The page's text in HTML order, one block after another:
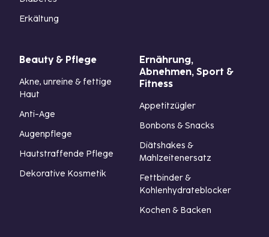
Erkältung
Beauty & Pflege
Akne, unreine & fettige
Haut
Anti-Age
Augenpflege
Hautstraffende Pflege
Dekorative Kosmetik
Ernährung,
Abnehmen, Sport &
Fitness
Appetitzügler
Bonbons & Snacks
Diätshakes &
Mahlzeitenersatz
Fettbinder &
Kohlenhydrateblocker
Kochen & Backen